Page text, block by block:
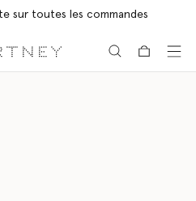
sur toutes les commandes